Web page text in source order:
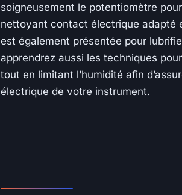
soigneusement le potentiomètre
nettoyant contact électrique adapté
est également présentée pour
apprendrez aussi les techniques
tout en limitant l’humidité afin
électrique de votre instrument.